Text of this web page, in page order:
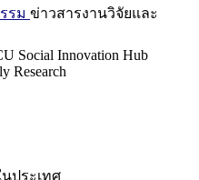
รม ข่าวสารงานวิจัยและ
Social Innovation Hub
Research
ประเทศ